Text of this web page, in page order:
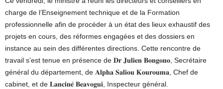
charge de l’Enseignement technique et de la Formation
professionnelle afin de procéder à un état des lieux exhaustif des
projets en cours, des réformes engagées et des dossiers en
instance au sein des différentes directions. Cette rencontre de
travail s’est tenue en présence de 𝐃𝐫 𝐉𝐮𝐥𝐢𝐞𝐧 𝐁𝐨𝐧𝐠𝐨𝐧𝐨, Secrétaire
général du département, de 𝐀𝐥𝐩𝐡𝐚 𝐒𝐚𝐥𝐢𝐨𝐮 𝐊𝐨𝐮𝐫𝐨𝐮𝐦𝐚, Chef de
cabinet, et de 𝐋𝐚𝐧𝐜𝐢𝐧𝐞́ 𝐁𝐞𝐚𝐯𝐨𝐠𝐮𝐢, Inspecteur général.